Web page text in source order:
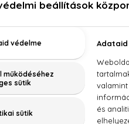
Dolce &